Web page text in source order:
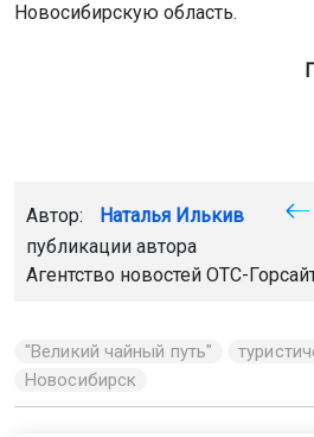
Новосибирскую область.
Автор: Наталья Илькив
публикации автора
Агентство новостей ОТС-
"Великий чайный путь"
Новосибирск